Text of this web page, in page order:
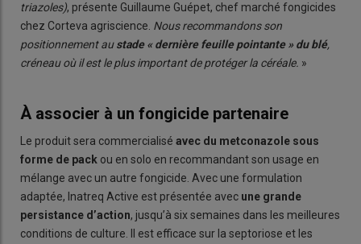
triazoles), présente Guillaume Guépet, chef marché fongicides
chez Corteva agriscience. Nous recommandons son
positionnement austade « dernière feuille pointante » du blé,
créneau où il est le plus important de protéger la céréale. »
À associer à un fongicide partenaire
Le produit sera commercialisé avec du metconazole sous
forme de pack ou en solo en recommandant son usage en
mélange avec un autre fongicide. Avec une formulation
adaptée, Inatreq Active est présentée avec une grande
persistance d’action, jusqu’à six semaines dans les meilleures
conditions de culture. Il est efficace sur la septoriose et les